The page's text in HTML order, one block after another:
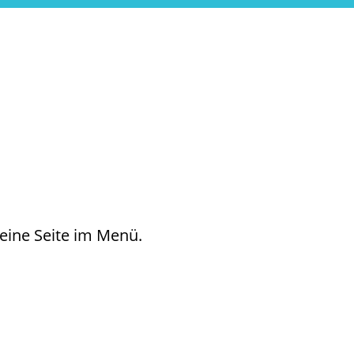
Seite im Menü.